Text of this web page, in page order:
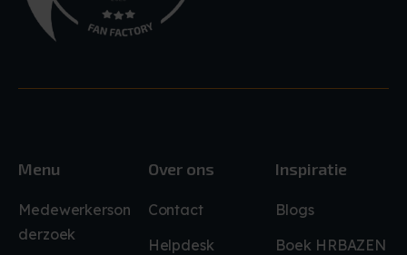
Menu
Medewerkerson
derzoek
Over ons
Contact
Helpdesk
Inspiratie
Blogs
Boek HRBAZEN